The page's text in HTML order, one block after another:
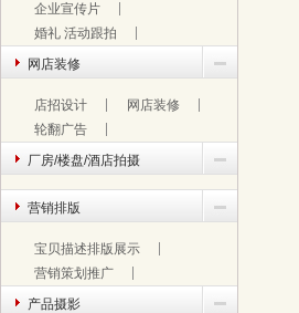
企业宣传片
婚礼 活动跟拍
网店装修
店招设计
网店装修
轮翻广告
厂房/楼盘/酒店拍摄
营销排版
宝贝描述排版展示
营销策划推广
产品摄影